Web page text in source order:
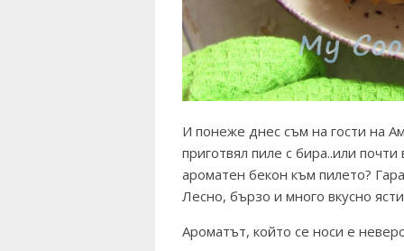
И понеже днес съм на гости на
приготвял пиле с бира..или
ароматен бекон към пилето?
Лесно, бързо и много вкусно
Ароматът, който се носи е